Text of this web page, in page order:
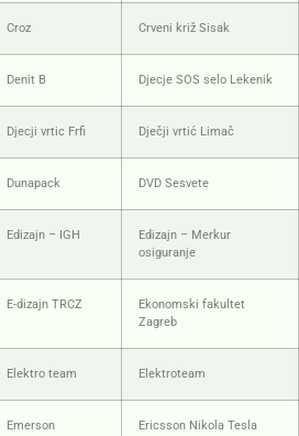
Croz Crveni križ Sisak
Denit B Djecje SOS selo Lekenik
Djecji vrtic Frfi Dječji vrtić Limač
Dunapack DVD Sesvete
Edizajn – IGH
Edizajn – Merkur
osiguranje
E-dizajn TRCZ
Ekonomski fakultet
Zagreb
Elektro team Elektroteam
Emerson Ericsson Nikola Tesla